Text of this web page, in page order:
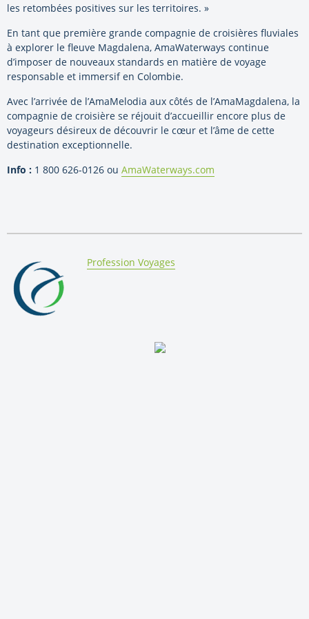
les retombées positives sur les territoires. »
En tant que première grande compagnie de croisières fluviales
à explorer le fleuve Magdalena, AmaWaterways continue
d’imposer de nouveaux standards en matière de voyage
responsable et immersif en Colombie.
Avec l’arrivée de l’AmaMelodia aux côtés de l’AmaMagdalena, la
compagnie de croisière se réjouit d’accueillir encore plus de
voyageurs désireux de découvrir le cœur et l’âme de cette
destination exceptionnelle.
Info : 1 800 626-0126 ou AmaWaterways.com
By:
Profession Voyages